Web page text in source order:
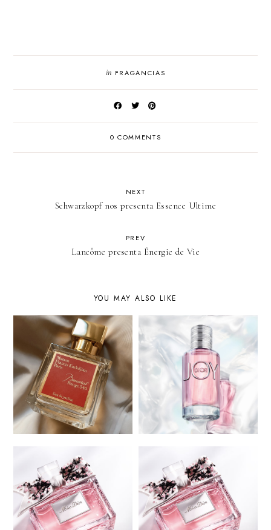
in FRAGANCIAS
0 COMMENTS
NEXT
Schwarzkopf nos presenta Essence Ultime
PREV
Lancôme presenta Énergie de Vie
YOU MAY ALSO LIKE